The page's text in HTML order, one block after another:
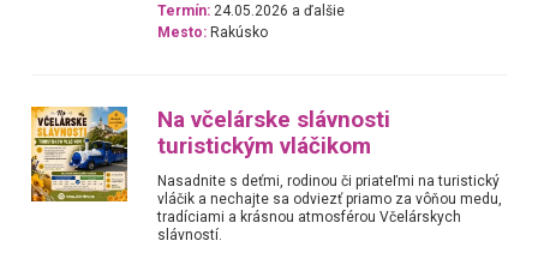
Termín: 24.05.2026 a ďalšie
Mesto: Rakúsko
Na včelárske slávnosti
turistickým vláčikom
Nasadnite s deťmi, rodinou či priateľmi na turistický
vláčik a nechajte sa odviezť priamo za vôňou medu,
tradíciami a krásnou atmosférou Včelárskych
slávností.